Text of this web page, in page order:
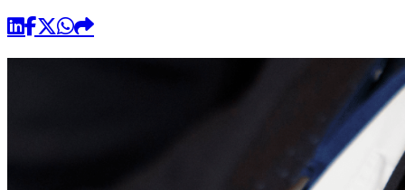
Universidad de Chile
Sustentabilidad